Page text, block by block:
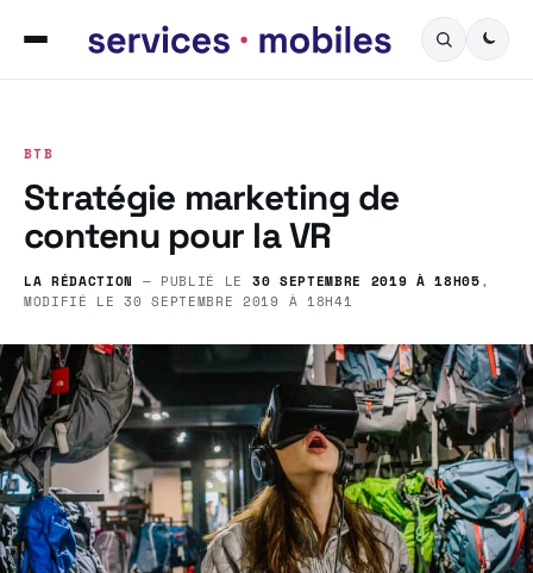
BTB
Stratégie marketing de
contenu pour la VR
LA RÉDACTION — PUBLIÉ LE 30 SEPTEMBRE 2019 À 18H05,
MODIFIÉ LE30 SEPTEMBRE 2019 À 18H41